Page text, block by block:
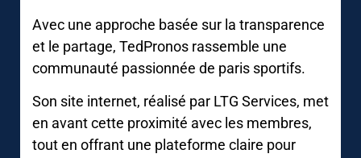
Avec une approche basée sur la transparence
et le partage, TedPronos rassemble une
communauté passionnée de paris sportifs.
Son site internet, réalisé par LTG Services, met
en avant cette proximité avec les membres,
tout en offrant une plateforme claire pour